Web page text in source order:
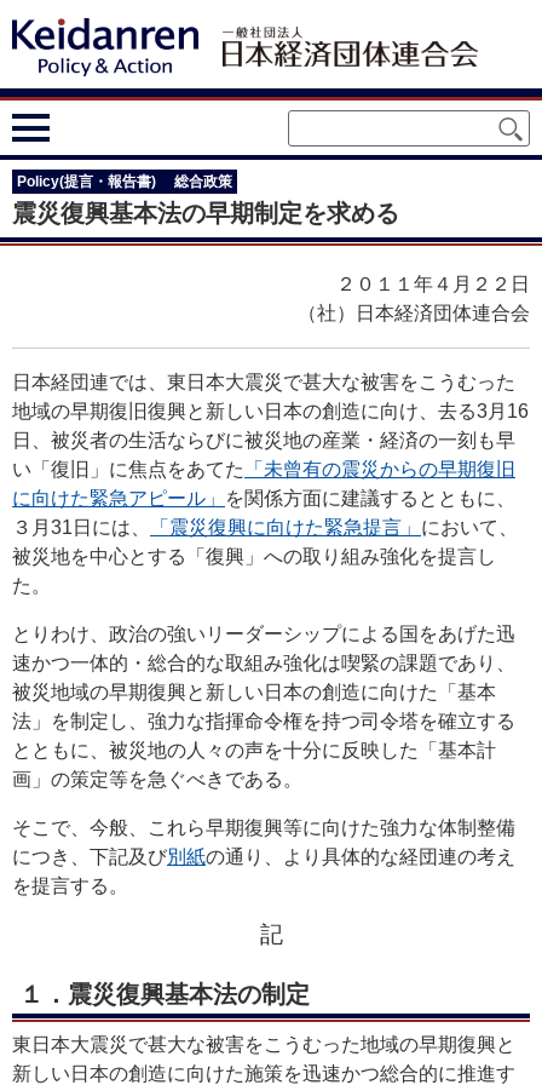
Policy(提言・報告書) 総合政策
震災復興基本法の早期制定を求める
２０１１年４月２２日
（社）日本経済団体連合会
日本経団連では、東日本大震災で甚大な被害をこうむった
地域の早期復旧復興と新しい日本の創造に向け、去る3月16
日、被災者の生活ならびに被災地の産業・経済の一刻も早
い「復旧」に焦点をあてた
「未曾有の震災からの早期復旧
に向けた緊急アピール」
を関係方面に建議するとともに、
３月31日には、
「震災復興に向けた緊急提言」 において、
被災地を中心とする「復興」への取り組み強化を提言し
た。
とりわけ、政治の強いリーダーシップによる国をあげた迅
速かつ一体的・総合的な取組み強化は喫緊の課題であり、
被災地域の早期復興と新しい日本の創造に向けた「基本
法」を制定し、強力な指揮命令権を持つ司令塔を確立する
とともに、被災地の人々の声を十分に反映した「基本計
画」の策定等を急ぐべきである。
そこで、今般、これら早期復興等に向けた強力な体制整備
につき、下記及び別紙の通り、より具体的な経団連の考え
を提言する。
記
１．震災復興基本法の制定
東日本大震災で甚大な被害をこうむった地域の早期復興と
新しい日本の創造に向けた施策を迅速かつ総合的に推進す